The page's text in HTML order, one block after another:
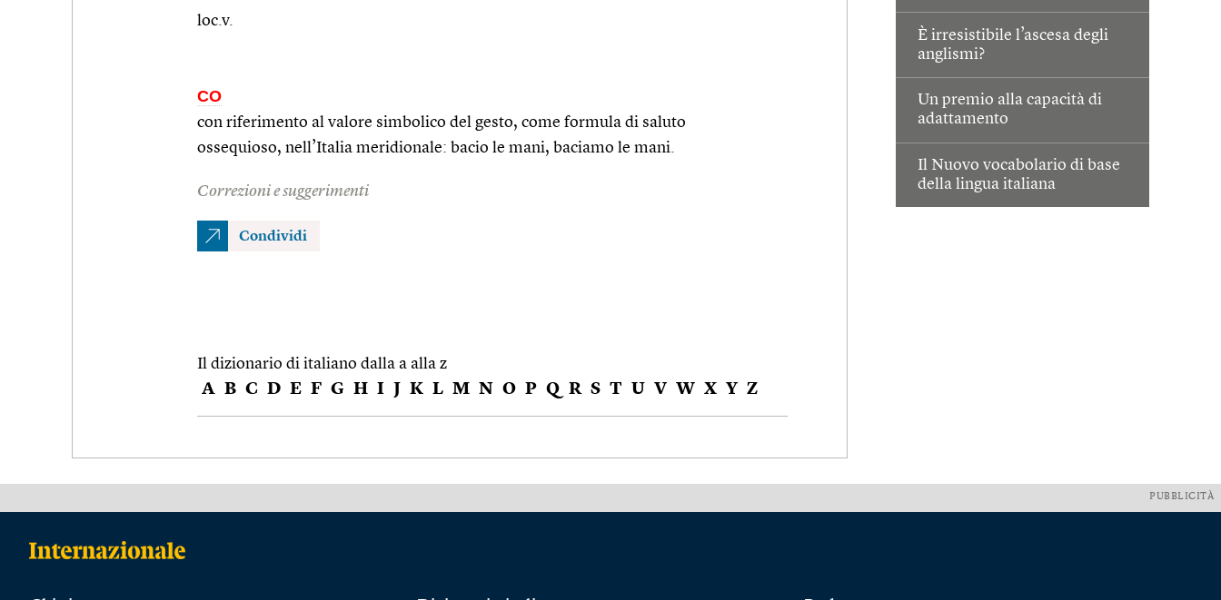
È irresistibile l’ascesa degli
anglismi?
Un premio alla capacità di
adattamento
Il Nuovo vocabolario di base
della lingua italiana
loc.v.
CO
con riferimento al valore simbolico del gesto, come formula di saluto
ossequioso, nell’Italia meridionale: bacio le mani, baciamo le mani.
Correzioni e suggerimenti
Condividi
Il dizionario di italiano dalla a alla z
A B C D E F G H I J K L M N O P Q R S T U V W X Y Z
PUBBLICITÀ